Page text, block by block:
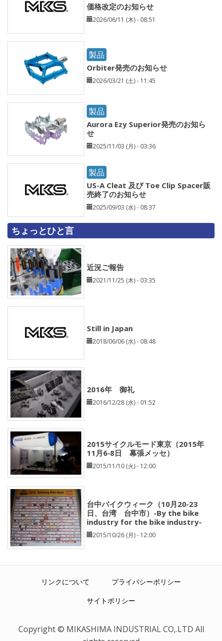
価格改定のお知らせ
2026/06/11 (木) - 08:51
製品
Orbiter発売のお知らせ
2026/03/21 (土) - 11:45
製品
Aurora Ezy Superior発売のお知ら
せ
2025/11/03 (月) - 03:36
製品
US-A Cleat 及び Toe Clip Spacer販
売終了のお知らせ
2025/09/03 (水) - 08:37
ちょっとひと言
近況ご報告
2021/11/25 (木) - 03:35
Still in Japan
2018/06/06 (水) - 08:48
2016年 御礼
2016/12/28 (水) - 01:52
2015サイクルモード東京（2015年
11月6‐8日 幕張メッセ）
2015/11/10 (火) - 12:00
台中バイクウィーク（10月20‐23
日、台湾 台中市）-By the bike
industry for the bike industry-
2015/10/26 (月) - 12:00
リンクについて
プライバシーポリシー
サイトポリシー
Copyright © MIKASHIMA INDUSTRIAL CO,.LTD All